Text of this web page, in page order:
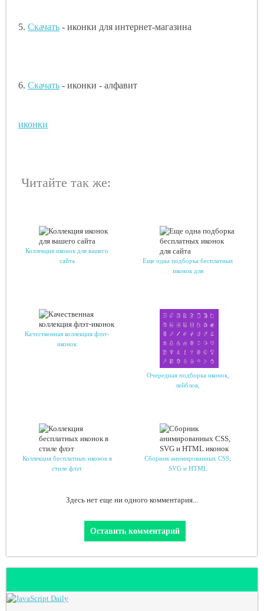
5.Скачать - иконки для интернет-магазина
6.Скачать - иконки - алфавит
иконки
Читайте так же:
Коллекция иконок для вашего
сайта
Еще одна подборка бесплатных
иконок для
Качественная коллекция флэт-
иконок
Очередная подборка иконок,
лейблов,
Коллекция бесплатных иконок в
стиле флэт
Сборник анимированных CSS,
SVG и HTML
Здесь нет еще ни одного комментария...
Оставить комментарий